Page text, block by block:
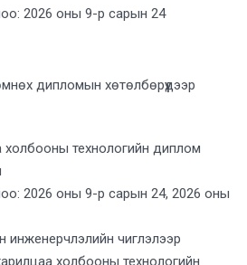
2026 оны 9-р сарын 24
дипломын хөтөлбөрүүдээр
технологийн диплом
2026 оны 9-р сарын 24, 2026 оны
инженерчлэлийн чиглэлээр
холбооны технологийн